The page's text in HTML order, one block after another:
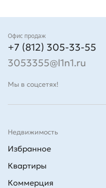
Контакты
Офис продаж
+7 (812) 305-33-55
3053355@l1n1.ru
Мы в соцсетях!
Недвижимость
Избранное
Квартиры
Коммерция